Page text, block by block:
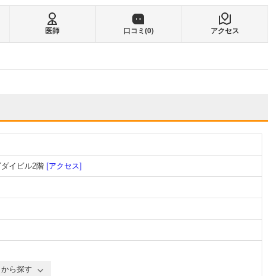
医師 口コミ(0) アクセス
イビル2階 [アクセス]
ら探す